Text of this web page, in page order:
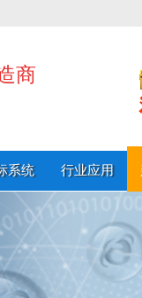
商
系统 行业应用